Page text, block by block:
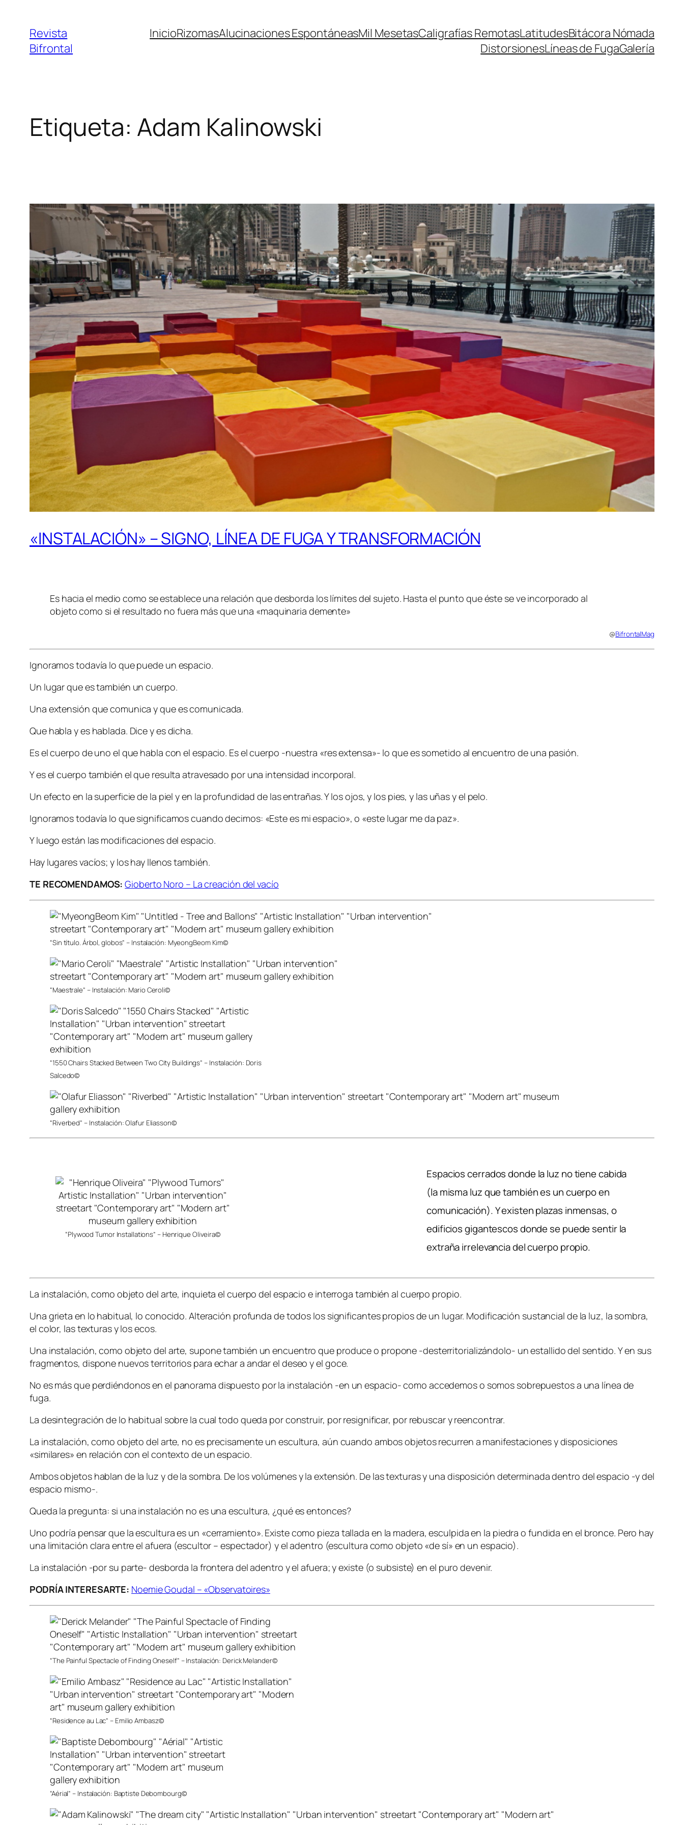
contenido
Revista
Bifrontal
InicioRizomasAlucinaciones EspontáneasMil MesetasCaligrafías RemotasLatitudesBitácora Nómada
DistorsionesLíneas de FugaGalería
Etiqueta: Adam Kalinowski
«INSTALACIÓN» – SIGNO, LÍNEA DE FUGA Y TRANSFORMACIÓN
Es hacia el medio como se establece una relación que desborda los límites del sujeto. Hasta el punto que éste se ve incorporado al
objeto como si el resultado no fuera más que una «maquinaria demente»
@BifrontalMag
Ignoramos todavía lo que puede un espacio.
Un lugar que es también un cuerpo.
Una extensión que comunica y que es comunicada.
Que habla y es hablada. Dice y es dicha.
Es el cuerpo de uno el que habla con el espacio. Es el cuerpo -nuestra «res extensa»- lo que es sometido al encuentro de una pasión.
Y es el cuerpo también el que resulta atravesado por una intensidad incorporal.
Un efecto en la superficie de la piel y en la profundidad de las entrañas. Y los ojos, y los pies, y las uñas y el pelo.
Ignoramos todavía lo que significamos cuando decimos: «Este es mi espacio», o «este lugar me da paz».
Y luego están las modificaciones del espacio.
Hay lugares vacíos; y los hay llenos también.
TE RECOMENDAMOS: Gioberto Noro – La creación del vacío
“Sin título. Árbol, globos” – Instalación: MyeongBeom Kim©
“Maestrale” – Instalación: Mario Ceroli©
“1550 Chairs Stacked Between Two City Buildings” – Instalación: Doris
Salcedo©
“Riverbed” – Instalación: Olafur Eliasson©
“Plywood Tumor Installations” – Henrique Oliveira©
Espacios cerrados donde la luz no tiene cabida
(la misma luz que también es un cuerpo en
comunicación). Y existen plazas inmensas, o
edificios gigantescos donde se puede sentir la
extraña irrelevancia del cuerpo propio.
La instalación, como objeto del arte, inquieta el cuerpo del espacio e interroga también al cuerpo propio.
Una grieta en lo habitual, lo conocido. Alteración profunda de todos los significantes propios de un lugar. Modificación sustancial de la luz, la sombra,
el color, las texturas y los ecos.
Una instalación, como objeto del arte, supone también un encuentro que produce o propone -desterritorializándolo- un estallido del sentido. Y en sus
fragmentos, dispone nuevos territorios para echar a andar el deseo y el goce.
No es más que perdiéndonos en el panorama dispuesto por la instalación -en un espacio- como accedemos o somos sobrepuestos a una línea de
fuga.
La desintegración de lo habitual sobre la cual todo queda por construir, por resignificar, por rebuscar y reencontrar.
La instalación, como objeto del arte, no es precisamente un escultura, aún cuando ambos objetos recurren a manifestaciones y disposiciones
«similares» en relación con el contexto de un espacio.
Ambos objetos hablan de la luz y de la sombra. De los volúmenes y la extensión. De las texturas y una disposición determinada dentro del espacio -y del
espacio mismo-.
Queda la pregunta: si una instalación no es una escultura, ¿qué es entonces?
Uno podría pensar que la escultura es un «cerramiento». Existe como pieza tallada en la madera, esculpida en la piedra o fundida en el bronce. Pero hay
una limitación clara entre el afuera (escultor – espectador) y el adentro (escultura como objeto «de sí» en un espacio).
La instalación -por su parte- desborda la frontera del adentro y el afuera; y existe (o subsiste) en el puro devenir.
PODRÍA INTERESARTE: Noemie Goudal – «Observatoires»
“The Painful Spectacle of Finding Oneself” – Instalación: Derick Melander©
“Residence au Lac” – Emilio Ambasz©
“Aérial” – Instalación: Baptiste Debombourg©